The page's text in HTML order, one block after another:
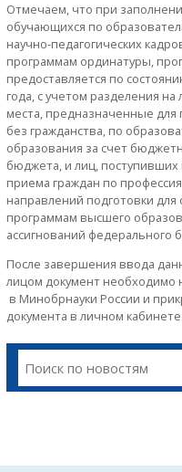
Отмечаем, что при
обучающихся по
научно-педагогических
программам ординатуры,
предоставляется по
года, с учетом разделения
места, предназначенные
без гражданства, по
образования за счет
бюджета, и лиц,
приема граждан по
направлений подготовки
программам высшего
ассигнований федерального
После завершения ввода
лицом документ необходимо
в Минобрнауки России и
документа в личном кабинете.